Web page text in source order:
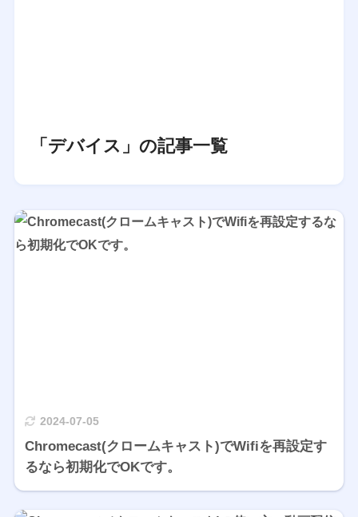
「デバイス」の記事一覧
2024-07-05
Chromecast(クロームキャスト)でWifiを再設定す
るなら初期化でOKです。